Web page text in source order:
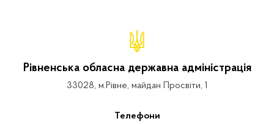
Рівненська обласна державна адміністрація
33028, м.Рівне, майдан Просвіти, 1
Телефони